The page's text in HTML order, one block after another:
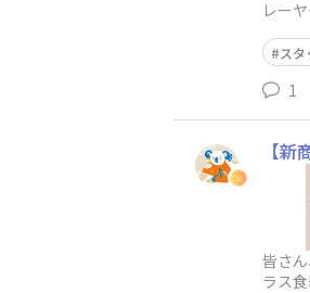
レー
ス
1
【
皆さ
ラス